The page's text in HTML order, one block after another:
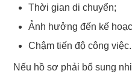
Thời gian di chuyển;
Ảnh hưởng đến kế
Chậm tiến độ công việc.
Nếu hồ sơ phải bổ sung